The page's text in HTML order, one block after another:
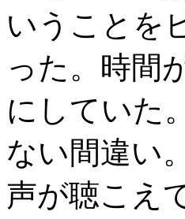
いうことを
った。時間
にしていた
ない間違い
声が聴こえ